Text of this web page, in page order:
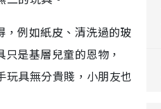
例如紙皮、清洗過的玻
是基層兒童的恩物，
具無分貴賤，小朋友也